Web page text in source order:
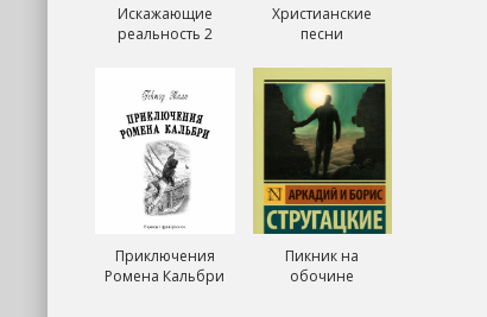
Искажающие
реальность 2
Христианские
песни
Приключения
Ромена Кальбри
Пикник на
обочине